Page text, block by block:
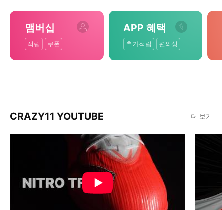
맴버십
적립 쿠폰
APP 혜택
추가적립 편의성
CRAZY11 YOUTUBE 더 보기